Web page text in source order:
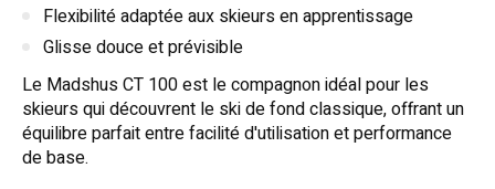
Flexibilité adaptée aux skieurs en apprentissage
Glisse douce et prévisible
Le Madshus CT 100 est le compagnon idéal pour les
skieurs qui découvrent le ski de fond classique, offrant un
équilibre parfait entre facilité d'utilisation et performance
de base.